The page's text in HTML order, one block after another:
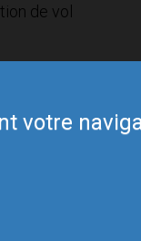
votre
de vol